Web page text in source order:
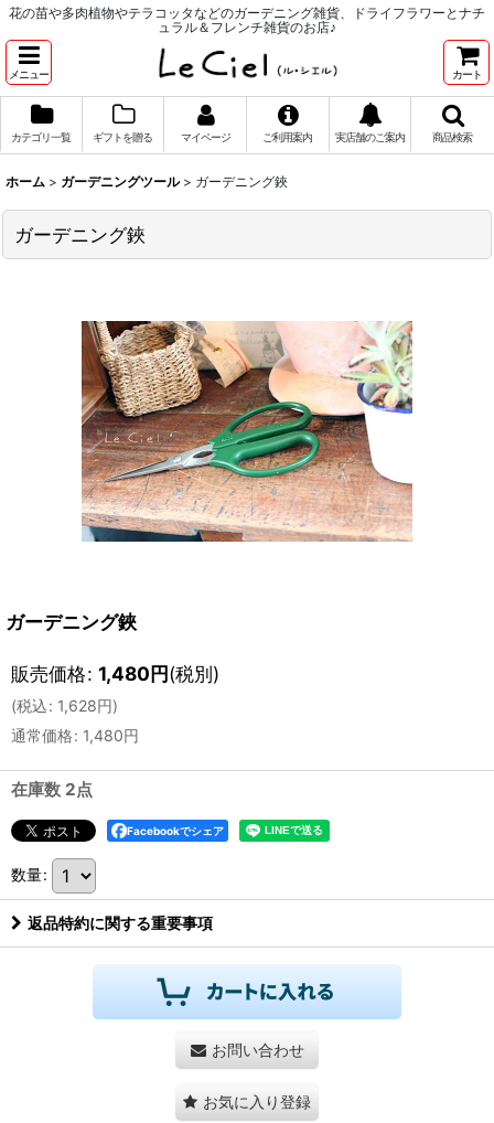
花の苗や多肉植物やテラコッタなどのガーデニング雑貨、ドライフラワーとナチ
ュラル＆フレンチ雑貨のお店♪
メニュー カート
カテゴリ一覧 ギフトを贈る マイページ ご利用案内 実店舗のご案内 商品検索
ホーム > ガーデニングツール > ガーデニング鋏
ガーデニング鋏
ガーデニング鋏
販売価格: 1,480円(税別)
(税込: 1,628円)
通常価格: 1,480円
在庫数 2点
Facebookでシェア
数量:
返品特約に関する重要事項
お問い合わせ
お気に入り登録